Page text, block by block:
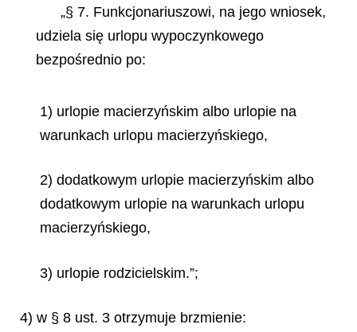
„§ 7. Funkcjonariuszowi, na jego wniosek,
udziela się urlopu wypoczynkowego
bezpośrednio po:
1) urlopie macierzyńskim albo urlopie na
warunkach urlopu macierzyńskiego,
2) dodatkowym urlopie macierzyńskim albo
dodatkowym urlopie na warunkach urlopu
macierzyńskiego,
3) urlopie rodzicielskim.”;
4) w § 8 ust. 3 otrzymuje brzmienie: